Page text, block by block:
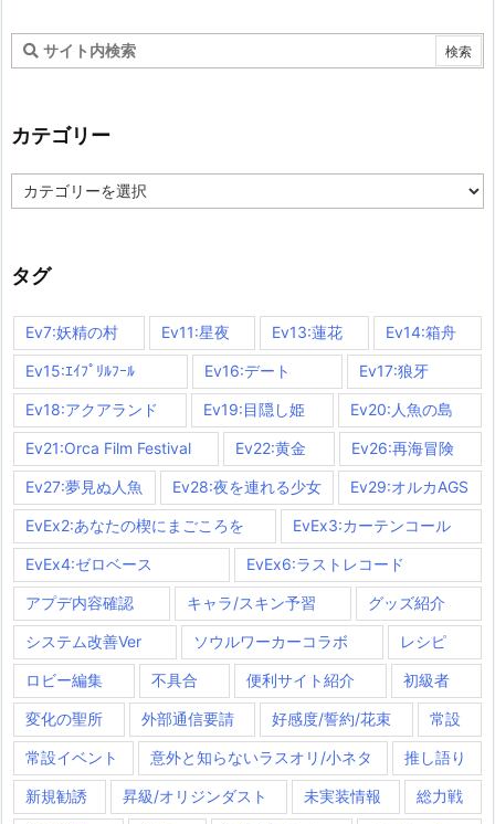
カテゴリー
テ
ー
タグ
Ev7:妖精の村 Ev11:星夜 Ev13:蓮花 Ev14:箱舟
Ev15:ｴｲﾌﾟﾘﾙﾌｰﾙ Ev16:デート Ev17:狼牙
Ev18:アクアランド Ev19:目隠し姫 Ev20:人魚の島
Ev21:Orca Film Festival Ev22:黄金 Ev26:再海冒険
Ev27:夢見ぬ人魚 Ev28:夜を連れる少女 Ev29:オルカAGS
EvEx2:あなたの楔にまごころを EvEx3:カーテンコール
EvEx4:ゼロベース EvEx6:ラストレコード
アプデ内容確認 キャラ/スキン予習 グッズ紹介
システム改善Ver ソウルワーカーコラボ レシピ
ロビー編集 不具合 便利サイト紹介 初級者
変化の聖所 外部通信要請 好感度/誓約/花束 常設
常設イベント 意外と知らないラスオリ/小ネタ 推し語り
新規勧誘 昇級/オリジンダスト 未実装情報 総力戦